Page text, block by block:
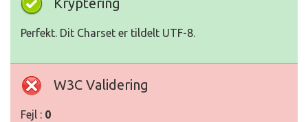
Kryptering
Perfekt. Dit Charset er tildelt UTF-8.
W3C Validering
Fejl : 0